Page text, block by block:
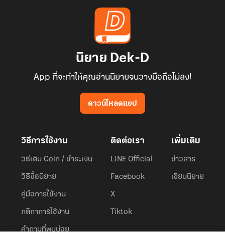
นิยาย Dek-D
App ที่จะทำให้คุณอ่านนิยายจนวางมือถือไม่ลง!
ดาวน์โหลดแอป
วิธีการใช้งาน
วิธีเติม Coin / ชำระเงิน
วิธีซื้อนิยาย
คู่มือการใช้งาน
กติกาการใช้งาน
คำถามที่พบบ่อย
ติดต่อเรา
LINE Official
Facebook
X
Tiktok
เพิ่มเติม
ข่าวสาร
เขียนนิยาย